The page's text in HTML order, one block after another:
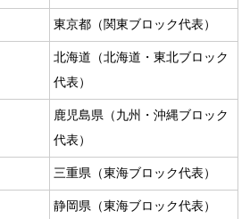
東京都（関東ブロック代表）
北海道（北海道・東北ブロック
代表）
鹿児島県（九州・沖縄ブロック
代表）
三重県（東海ブロック代表）
静岡県（東海ブロック代表）